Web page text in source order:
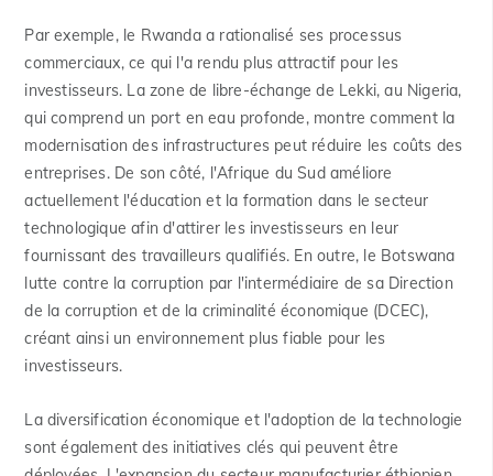
Par exemple, le Rwanda a rationalisé ses processus
commerciaux, ce qui l'a rendu plus attractif pour les
investisseurs. La zone de libre-échange de Lekki, au Nigeria,
qui comprend un port en eau profonde, montre comment la
modernisation des infrastructures peut réduire les coûts des
entreprises. De son côté, l'Afrique du Sud améliore
actuellement l'éducation et la formation dans le secteur
technologique afin d'attirer les investisseurs en leur
fournissant des travailleurs qualifiés. En outre, le Botswana
lutte contre la corruption par l'intermédiaire de sa Direction
de la corruption et de la criminalité économique (DCEC),
créant ainsi un environnement plus fiable pour les
investisseurs.
La diversification économique et l'adoption de la technologie
sont également des initiatives clés qui peuvent être